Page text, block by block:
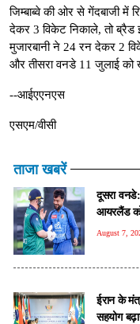
जिम्बाब्वे की ओर से गेंदबाजी में
देकर 3 विकेट निकाले, तो
मुजारबानी ने 24 रन देकर 2
और तीसरा वनडे 11 जुलाई को
--आईएएनएस
एसएम/वीसी
ताजा खबरें
दूसरा
आयरलैंड
August 7,
ईरान के
सहयोग